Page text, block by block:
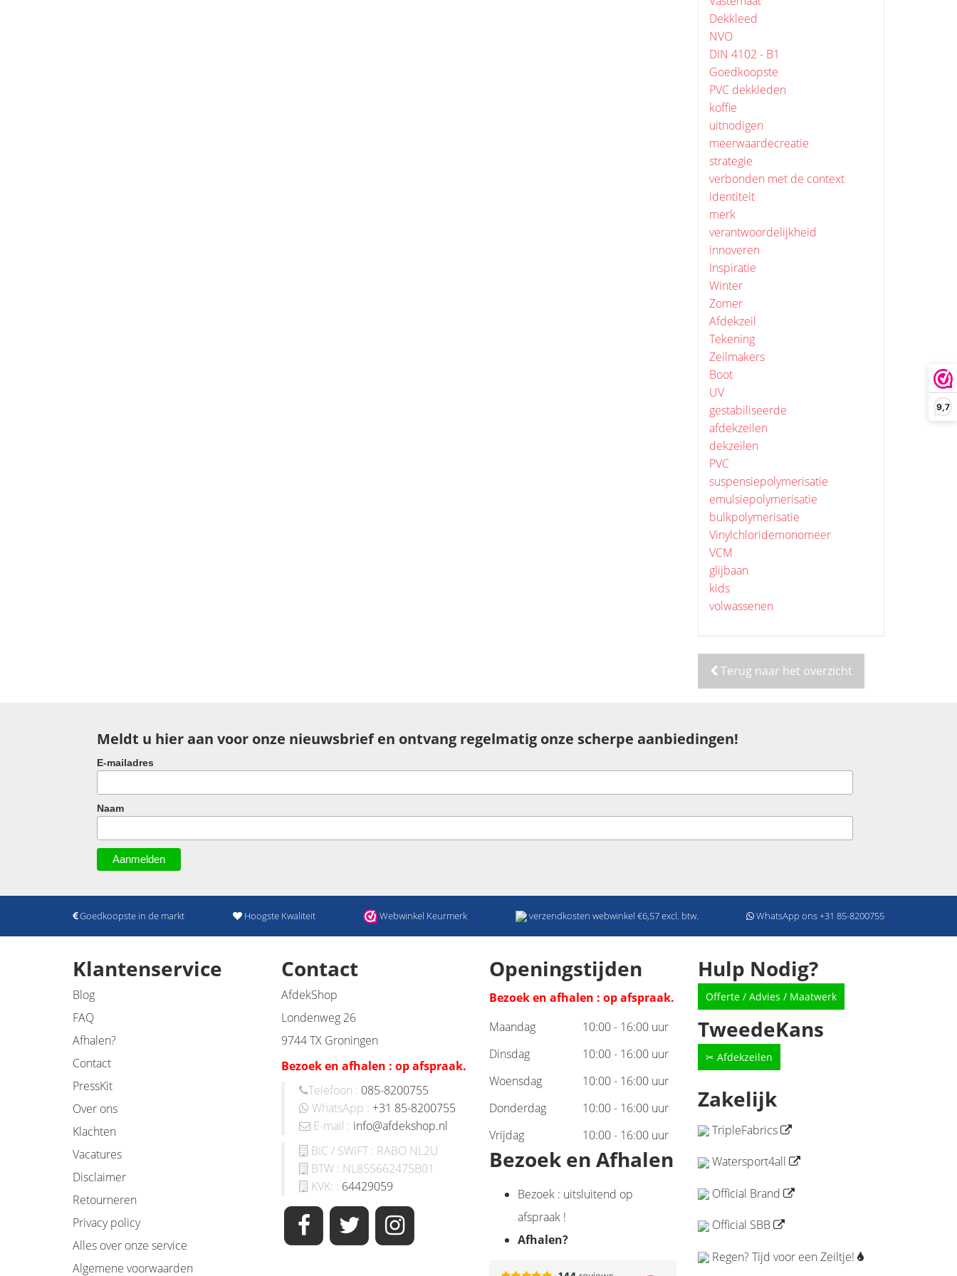
9,7
Dekkleed
NVO
DIN 4102 - B1
Goedkoopste
PVC dekkleden
koffie
uitnodigen
meerwaardecreatie
strategie
verbonden met de context
identiteit
merk
verantwoordelijkheid
innoveren
Inspiratie
Winter
Zomer
Afdekzeil
Tekening
Zeilmakers
Boot
UV
gestabiliseerde
afdekzeilen
dekzeilen
PVC
suspensiepolymerisatie
emulsiepolymerisatie
bulkpolymerisatie
Vinylchloridemonomeer
VCM
glijbaan
kids
volwassenen
Terug naar het overzicht
Meldt u hier aan voor onze nieuwsbrief en ontvang regelmatig onze scherpe aanbiedingen!
E-mailadres
Naam
Goedkoopste in de markt Hoogste Kwaliteit Webwinkel Keurmerk verzendkosten webwinkel €6,57 excl. btw. WhatsApp ons +31 85-8200755
Klantenservice
Blog
FAQ
Afhalen?
Contact
PressKit
Over ons
Klachten
Vacatures
Disclaimer
Retourneren
Privacy policy
Alles over onze service
Algemene voorwaarden
Contact
AfdekShop
Londenweg 26
9744 TX Groningen
Bezoek en afhalen : op afspraak.
Telefoon : 085-8200755
WhatsApp : +31 85-8200755
E-mail : info@afdekshop.nl
BIC / SWIFT : RABO NL2U
BTW : NL855662475B01
KVK: : 64429059
Openingstijden
Bezoek en afhalen : op afspraak.
Maandag
10:00 - 16:00 uur
Dinsdag
10:00 - 16:00 uur
Woensdag
10:00 - 16:00 uur
Donderdag
10:00 - 16:00 uur
Vrijdag
10:00 - 16:00 uur
Bezoek en Afhalen
Bezoek : uitsluitend op
afspraak !
Afhalen?
Hulp Nodig?
Offerte / Advies / Maatwerk
TweedeKans
✂ Afdekzeilen
Zakelijk
TripleFabrics
Watersport4all
Official Brand
Official SBB
Regen? Tijd voor een Zeiltje!